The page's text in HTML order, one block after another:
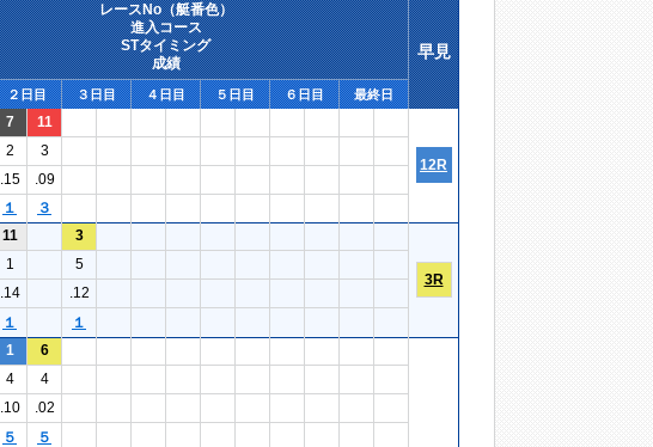
レースNo（艇番色）
進入コース
STタイミング
成績
早見
２日目 ３日目 ４日目 ５日目 ６日目 最終日
7 11
12R
2
3
.15
.09
１ ３
11 3
3R
1
5
.14
.12
１ １
1
6
4
4
.10
.02
５ ５